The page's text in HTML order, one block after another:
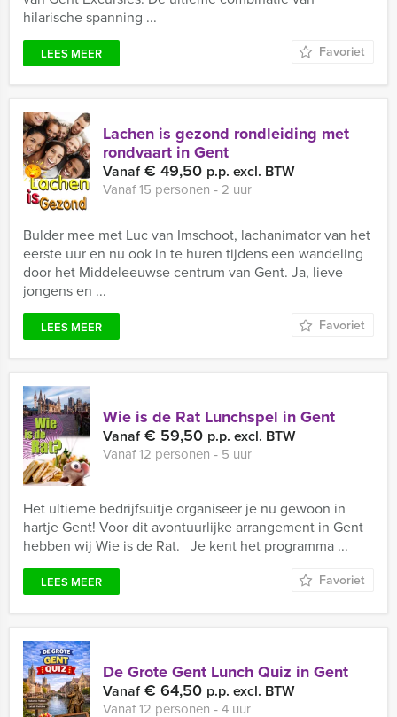
hilarische spanning ...
LEES MEER Favoriet
Lachen is gezond rondleiding met
rondvaart in Gent
Vanaf€ 49,50 p.p. excl. BTW
Vanaf 15 personen ‐ 2 uur
Bulder mee met Luc van Imschoot, lachanimator van het
eerste uur en nu ook in te huren tijdens een wandeling
door het Middeleeuwse centrum van Gent. Ja, lieve
jongens en ...
LEES MEER Favoriet
Wie is de Rat Lunchspel in Gent
Vanaf€ 59,50 p.p. excl. BTW
Vanaf 12 personen ‐ 5 uur
Het ultieme bedrijfsuitje organiseer je nu gewoon in
hartje Gent! Voor dit avontuurlijke arrangement in Gent
hebben wij Wie is de Rat. Je kent het programma ...
LEES MEER Favoriet
De Grote Gent Lunch Quiz in Gent
Vanaf€ 64,50 p.p. excl. BTW
Vanaf 12 personen ‐ 4 uur